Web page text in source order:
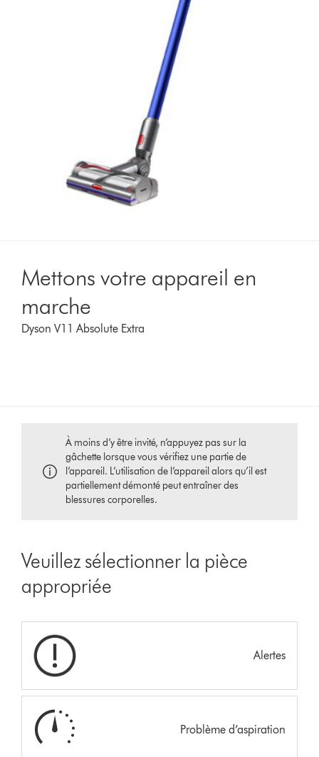
Mettons votre appareil en
marche
Dyson V11 Absolute Extra
À moins d’y être invité, n’appuyez pas sur la
gâchette lorsque vous vérifiez une partie de
l’appareil. L’utilisation de l’appareil alors qu’il est
partiellement démonté peut entraîner des
blessures corporelles.
Veuillez sélectionner la pièce
appropriée
Alertes
Problème d’aspiration